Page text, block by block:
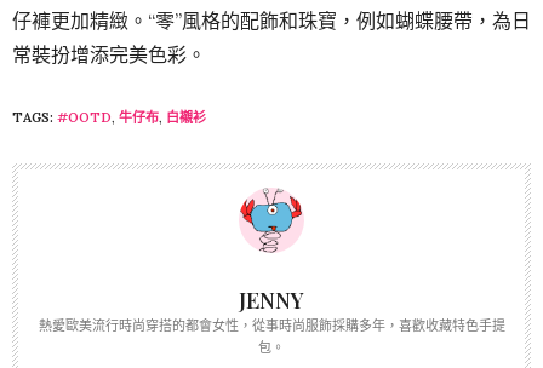
仔褲更加精緻。“零”風格的配飾和珠寶，例如蝴蝶腰帶，為日
常裝扮增添完美色彩。
TAGS: #OOTD, 牛仔布, 白襯衫
JENNY
熱愛歐美流行時尚穿搭的都會女性，從事時尚服飾採購多年，喜歡收藏特色手提
包。